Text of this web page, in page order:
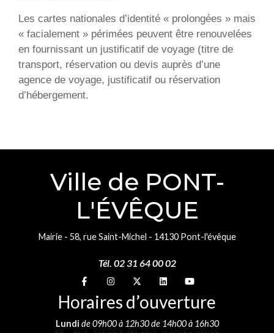
Les cartes nationales d’identité « prolongées » mais
« facialement » périmées peuvent être renouvelées
en fournissant un justificatif de voyage (titre de
transport, réservation ou devis auprès d’une
agence de voyage, justificatif ou réservation
d’hébergement.
Ville de PONT-
L'ÉVÊQUE
Mairie - 58, rue Saint-Michel - 14130 Pont-l'évêque
Tél. 02 31 64 00 02
Suivez-nous sur
Suivez-nous sur
Suivez-nous sur
Suivez-nous sur
Suivez-nous sur
Horaires d’ouverture
Lundi de 09h00 à 12h30 de 14h00 à 16h30